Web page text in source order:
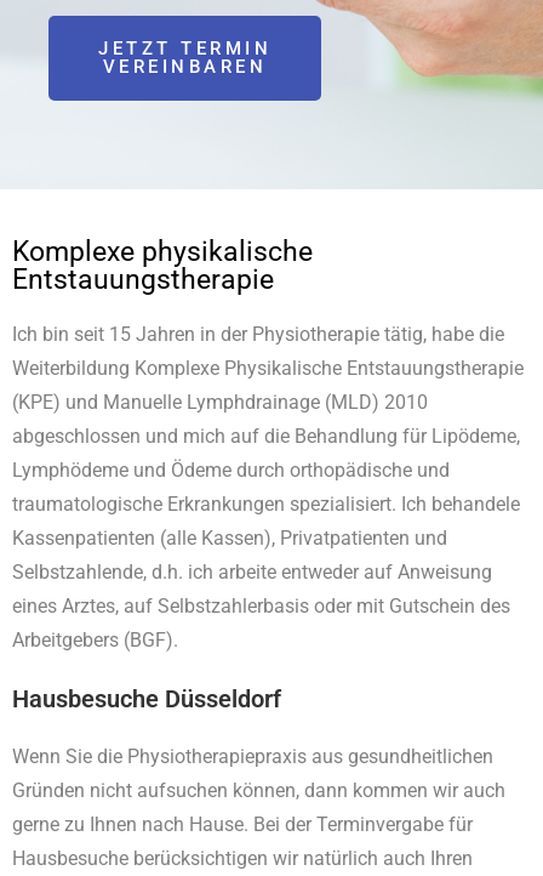
JETZT TERMIN
VEREINBAREN
Komplexe physikalische
Entstauungstherapie
Ich bin seit 15 Jahren in der Physiotherapie tätig, habe die
Weiterbildung Komplexe Physikalische Entstauungstherapie
(KPE) und Manuelle Lymphdrainage (MLD) 2010
abgeschlossen und mich auf die Behandlung für Lipödeme,
Lymphödeme und Ödeme durch orthopädische und
traumatologische Erkrankungen spezialisiert. Ich behandele
Kassenpatienten (alle Kassen), Privatpatienten und
Selbstzahlende, d.h. ich arbeite entweder auf Anweisung
eines Arztes, auf Selbstzahlerbasis oder mit Gutschein des
Arbeitgebers (BGF).
Hausbesuche Düsseldorf
Wenn Sie die Physiotherapiepraxis aus gesundheitlichen
Gründen nicht aufsuchen können, dann kommen wir auch
gerne zu Ihnen nach Hause. Bei der Terminvergabe für
Hausbesuche berücksichtigen wir natürlich auch Ihren